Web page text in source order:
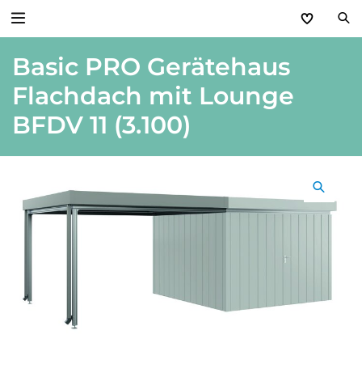
Zurück
Produkte
Tore
Antriebe
Basic PRO Gerätehaus
Flachdach mit Lounge
BFDV 11 (3.100)